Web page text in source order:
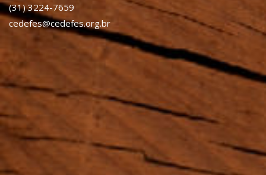
(31) 3224-7659
cedefes@cedefes.org.br